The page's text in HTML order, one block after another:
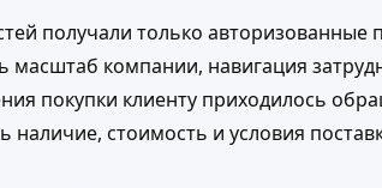
получали только авторизованные
масштаб компании, навигация
покупки клиенту приходилось
наличие, стоимость и условия